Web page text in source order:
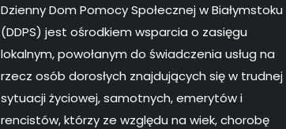
Dzienny Dom Pomocy Społecznej w Białymstoku
(DDPS) jest ośrodkiem wsparcia o zasięgu
lokalnym, powołanym do świadczenia usług na
rzecz osób dorosłych znajdujących się w trudnej
sytuacji życiowej, samotnych, emerytów i
rencistów, którzy ze względu na wiek, chorobę